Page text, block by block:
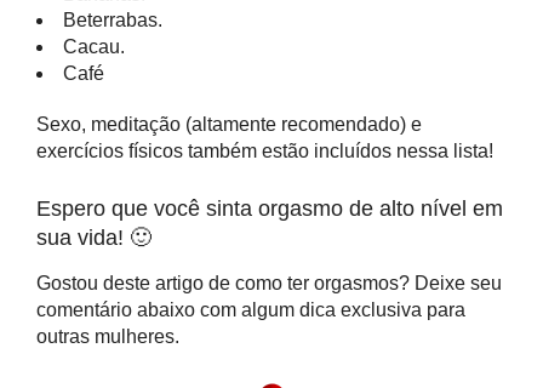
Beterrabas.
Cacau.
Café
Sexo, meditação (altamente recomendado) e
exercícios físicos também estão incluídos nessa lista!
Espero que você sinta orgasmo de alto nível em
sua vida! 🙂
Gostou deste artigo de como ter orgasmos? Deixe seu
comentário abaixo com algum dica exclusiva para
outras mulheres.